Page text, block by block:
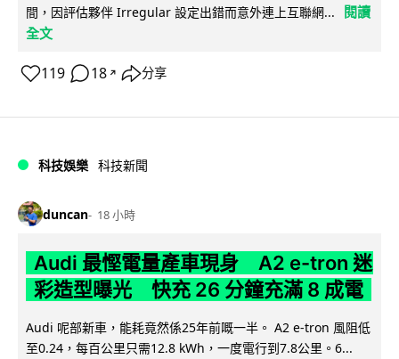
間，因評估夥伴 Irregular 設定出錯而意外連上互聯網...
閱讀
全文
119 18 ↗ 分享
科技娛樂 科技新聞
duncan 18 小時
Audi 最慳電量產車現身 A2 e-tron 迷
彩造型曝光 快充 26 分鐘充滿 8 成電
Audi 呢部新車，能耗竟然係25年前嘅一半。 A2 e-tron 風阻低
至0.24，每百公里只需12.8 kWh，一度電行到7.8公里。6...